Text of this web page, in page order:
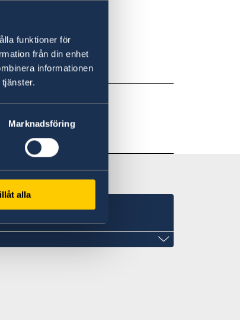
funktioner för
från din enhet
informationen
Marknadsföring
alla